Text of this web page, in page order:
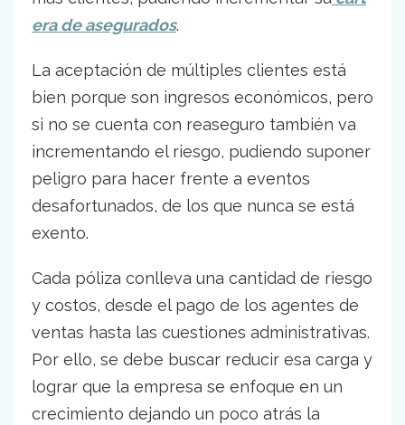
era de asegurados.
La aceptación de múltiples clientes está
bien porque son ingresos económicos, pero
si no se cuenta con reaseguro también va
incrementando el riesgo, pudiendo suponer
peligro para hacer frente a eventos
desafortunados, de los que nunca se está
exento.
Cada póliza conlleva una cantidad de riesgo
y costos, desde el pago de los agentes de
ventas hasta las cuestiones administrativas.
Por ello, se debe buscar reducir esa carga y
lograr que la empresa se enfoque en un
crecimiento dejando un poco atrás la